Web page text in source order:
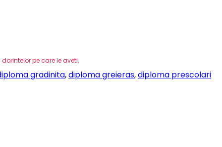
pe care le aveti.
gradinita,diploma greieras,diploma prescolari